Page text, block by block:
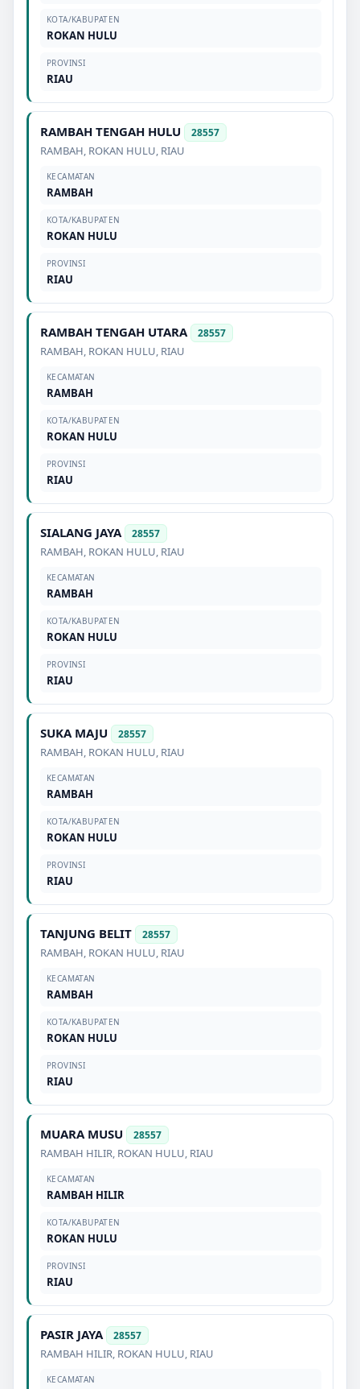
KOTA/KABUPATEN
ROKAN HULU
PROVINSI
RIAU
RAMBAH TENGAH HULU 28557
RAMBAH, ROKAN HULU, RIAU
KECAMATAN
RAMBAH
KOTA/KABUPATEN
ROKAN HULU
PROVINSI
RIAU
RAMBAH TENGAH UTARA 28557
RAMBAH, ROKAN HULU, RIAU
KECAMATAN
RAMBAH
KOTA/KABUPATEN
ROKAN HULU
PROVINSI
RIAU
SIALANG JAYA 28557
RAMBAH, ROKAN HULU, RIAU
KECAMATAN
RAMBAH
KOTA/KABUPATEN
ROKAN HULU
PROVINSI
RIAU
SUKA MAJU 28557
RAMBAH, ROKAN HULU, RIAU
KECAMATAN
RAMBAH
KOTA/KABUPATEN
ROKAN HULU
PROVINSI
RIAU
TANJUNG BELIT 28557
RAMBAH, ROKAN HULU, RIAU
KECAMATAN
RAMBAH
KOTA/KABUPATEN
ROKAN HULU
PROVINSI
RIAU
MUARA MUSU 28557
RAMBAH HILIR, ROKAN HULU, RIAU
KECAMATAN
RAMBAH HILIR
KOTA/KABUPATEN
ROKAN HULU
PROVINSI
RIAU
PASIR JAYA 28557
RAMBAH HILIR, ROKAN HULU, RIAU
KECAMATAN